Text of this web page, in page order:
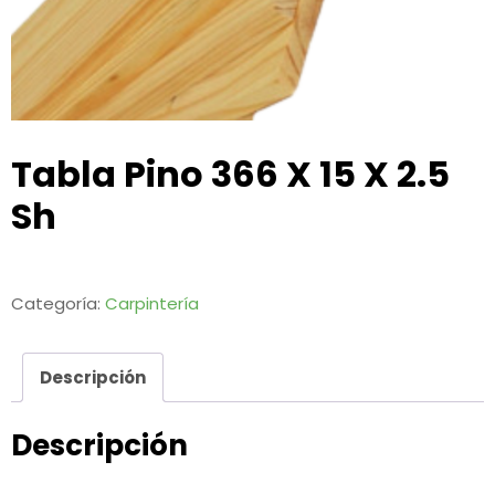
Tabla Pino 366 X 15 X 2.5
Sh
Categoría: Carpintería
Descripción
Descripción